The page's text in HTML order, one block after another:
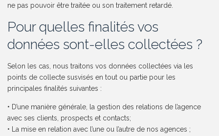
ne pas pouvoir être traitée ou son traitement retardé.
Pour quelles finalités vos
données sont-elles collectées ?
Selon les cas, nous traitons vos données collectées via les
points de collecte susvisés en tout ou partie pour les
principales finalités suivantes :
• D’une manière générale, la gestion des relations de l’agence
avec ses clients, prospects et contacts;
• La mise en relation avec l’une ou l’autre de nos agences ;